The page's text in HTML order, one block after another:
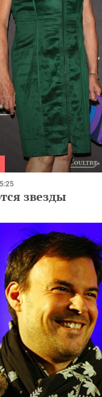
звезды